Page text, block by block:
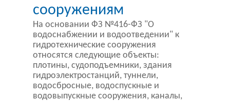
сооружениям
На основании ФЗ №416-ФЗ "О
водоснабжении и водоотведении" к
гидротехнические сооружения
относятся следующие объекты:
плотины, судоподъемники, здания
гидроэлектростанций, туннели,
водосбросные, водоспускные и
водовыпускные сооружения, каналы,